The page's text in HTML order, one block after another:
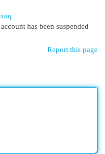
has been suspended
Report this page